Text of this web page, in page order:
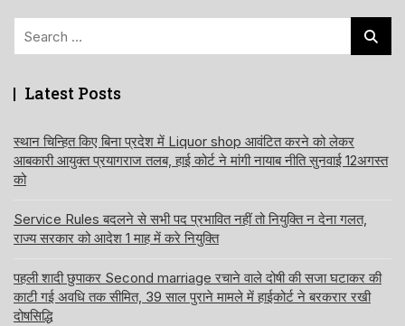
Latest Posts
स्थान चिन्हित किए बिना प्रदेश में Liquor shop आवंटित करने को लेकर
आबकारी आयुक्त प्रयागराज तलब, हाई कोर्ट ने मांगी नायाब नीति सुनवाई 12अगस्त
को
Service Rules बदलने से सभी पद प्रभावित नहीं तो नियुक्ति न देना गलत,
राज्य सरकार को आदेश 1 माह में करे नियुक्ति
पहली शादी छुपाकर Second marriage रचाने वाले दोषी की सजा घटाकर की
काटी गई अवधि तक सीमित, 39 साल पुराने मामले में हाईकोर्ट ने बरकरार रखी
दोषसिद्धि